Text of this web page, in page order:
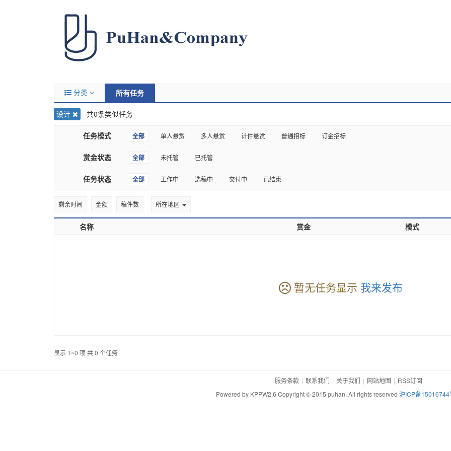
分类 所有任务
设计 共0条类似任务
任务模式 全部 单人悬赏 多人悬赏 计件悬赏 普通招标 订金招标
赏金状态 全部 未托管 已托管
任务状态 全部 工作中 选稿中 交付中 已结束
剩余时间 金额 稿件数 所在地区
名称 赏金 模式
暂无任务显示 我来发布
显示 1~0 项 共 0 个任务
服务条款 联系我们 关于我们 网站地图
RSS订阅
Powered by KPPW2.6 Copyright © 2015 puhan. All rights reserved 沪ICP备15016744